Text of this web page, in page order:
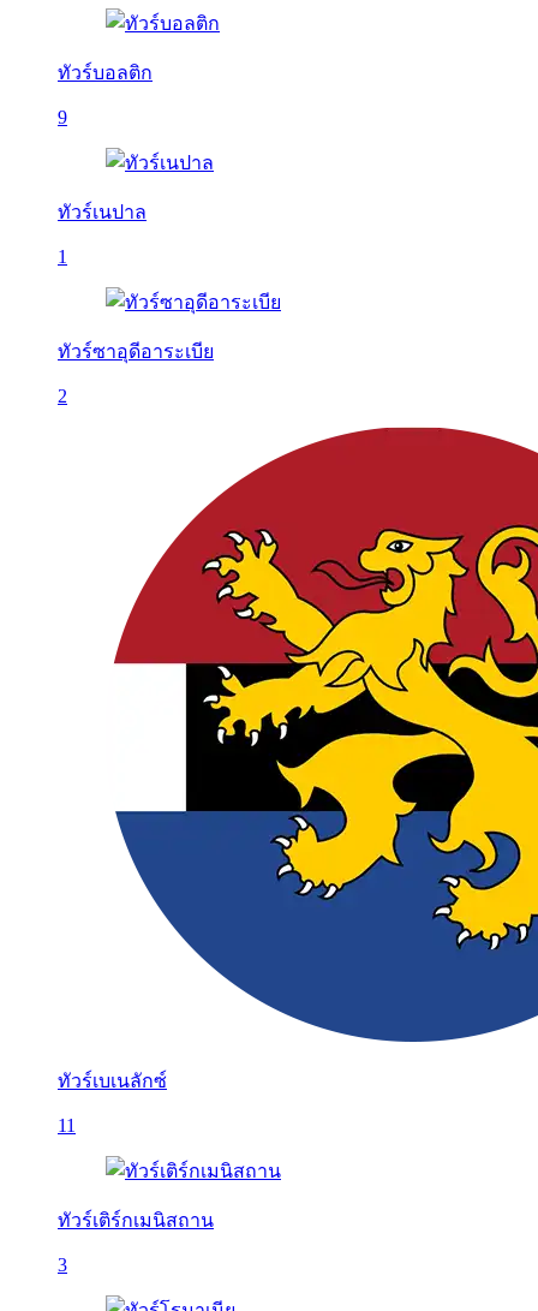
ทัวร์บอลติก
9
ทัวร์เนปาล
1
ทัวร์ซาอุดีอาระเบีย
2
ทัวร์เบเนลักซ์
11
ทัวร์เติร์กเมนิสถาน
3